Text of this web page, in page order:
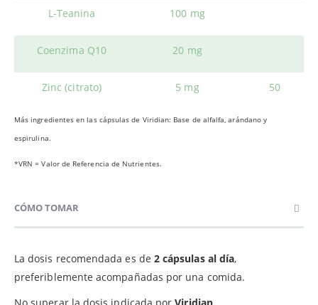
L-Teanina 100 mg
Coenzima Q10 20 mg
Zinc (citrato) 5 mg 50
Más ingredientes en las cápsulas de Viridian: Base de alfalfa, arándano y
espirulina.
*VRN = Valor de Referencia de Nutrientes.
CÓMO TOMAR
La dosis recomendada es de 2 cápsulas al día,
preferiblemente acompañadas por una comida.